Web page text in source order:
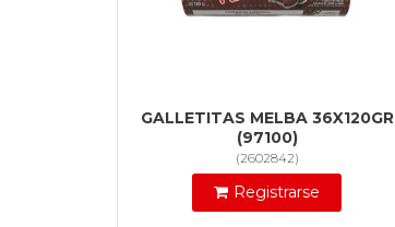
GALLETITAS MELBA 36X120GR
(97100)
(2602842)
Registrarse